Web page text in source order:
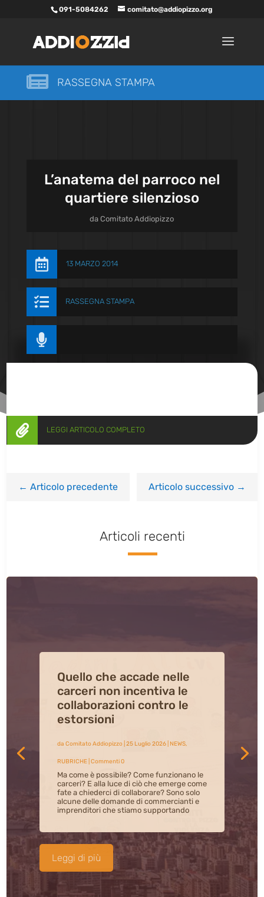
091-5084262 comitato@addiopizzo.org
 RASSEGNA STAMPA
L’anatema del parroco nel
quartiere silenzioso
daComitato Addiopizzo
 13 MARZO 2014
 RASSEGNA STAMPA

 LEGGI ARTICOLO COMPLETO
←Articolo precedente Articolo successivo→
Articoli recenti
L’inclusione dei più piccoli
come antidoto alla
sopraffazione mafiosa nel
territorio di San Lorenzo
daComitato Addiopizzo |23 Luglio 2026|ADDIOPIZZO,
ATTIVITA' ADDIOPIZZO,NEWS| Commenti 0
Abbiamo incontrato i bambini
può”, nel quartiere di Tommaso Natale, per
un laboratorio dedicato ai temi della
cittadinanza attiva e dell’impegno civile.